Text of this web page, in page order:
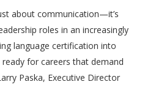
about communication—it’s
roles in an increasingly
language certification into
for careers that demand
Paska, Executive Director